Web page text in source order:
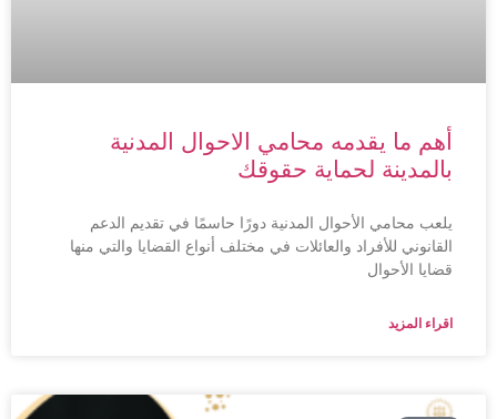
أهم ما يقدمه محامي الاحوال المدنية
بالمدينة لحماية حقوقك
يلعب محامي الأحوال المدنية دورًا حاسمًا في تقديم الدعم
القانوني للأفراد والعائلات في مختلف أنواع القضايا والتي منها
قضايا الأحوال
اقراء المزيد